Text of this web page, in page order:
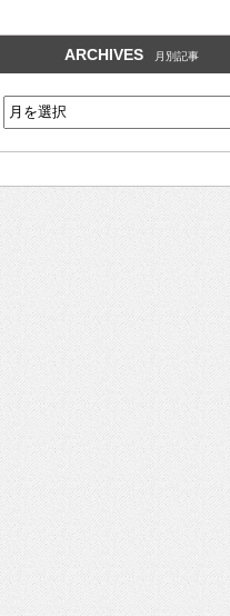
ARCHIVES 月別記事